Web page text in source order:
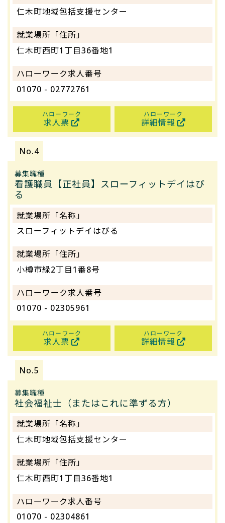
仁木町地域包括支援センター
就業場所「住所」
仁木町西町1丁目36番地1
ハローワーク求人番号
01070 - 02772761
ハローワーク
求人票
ハローワーク
詳細情報
募集職種
看護職員【正社員】スローフィットデイはび
る
就業場所「名称」
スローフィットデイはびる
就業場所「住所」
小樽市緑2丁目1番8号
ハローワーク求人番号
01070 - 02305961
ハローワーク
求人票
ハローワーク
詳細情報
募集職種
社会福祉士（またはこれに準ずる方）
就業場所「名称」
仁木町地域包括支援センター
就業場所「住所」
仁木町西町1丁目36番地1
ハローワーク求人番号
01070 - 02304861